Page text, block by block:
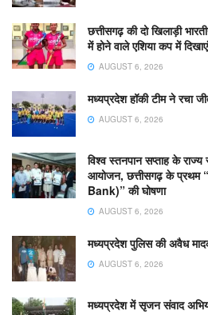
छत्तीसगढ़ की दो खिलाड़ी
में होने वाले एशिया कप में
AUGUST 6, 2026
मध्यप्रदेश हॉकी टीम ने रचा
AUGUST 6, 2026
विश्व स्तनपान सप्ताह के
आयोजन, छत्तीसगढ़ के प्रथम
Bank)” की घोषणा
AUGUST 6, 2026
मध्यप्रदेश पुलिस की अवैध मादक
AUGUST 6, 2026
मध्यप्रदेश में सृजन संवाद